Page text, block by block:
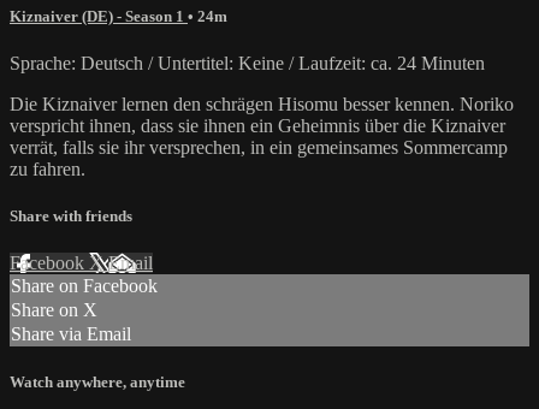
Kiznaiver (DE) - Season 1 • 24m
Sprache: Deutsch / Untertitel: Keine / Laufzeit: ca. 24 Minuten
Die Kiznaiver lernen den schrägen Hisomu besser kennen. Noriko
verspricht ihnen, dass sie ihnen ein Geheimnis über die Kiznaiver
verrät, falls sie ihr versprechen, in ein gemeinsames Sommercamp
zu fahren.
Share with friends
Facebook XEmail
Share on Facebook
Share on X
Share via Email
Watch anywhere, anytime